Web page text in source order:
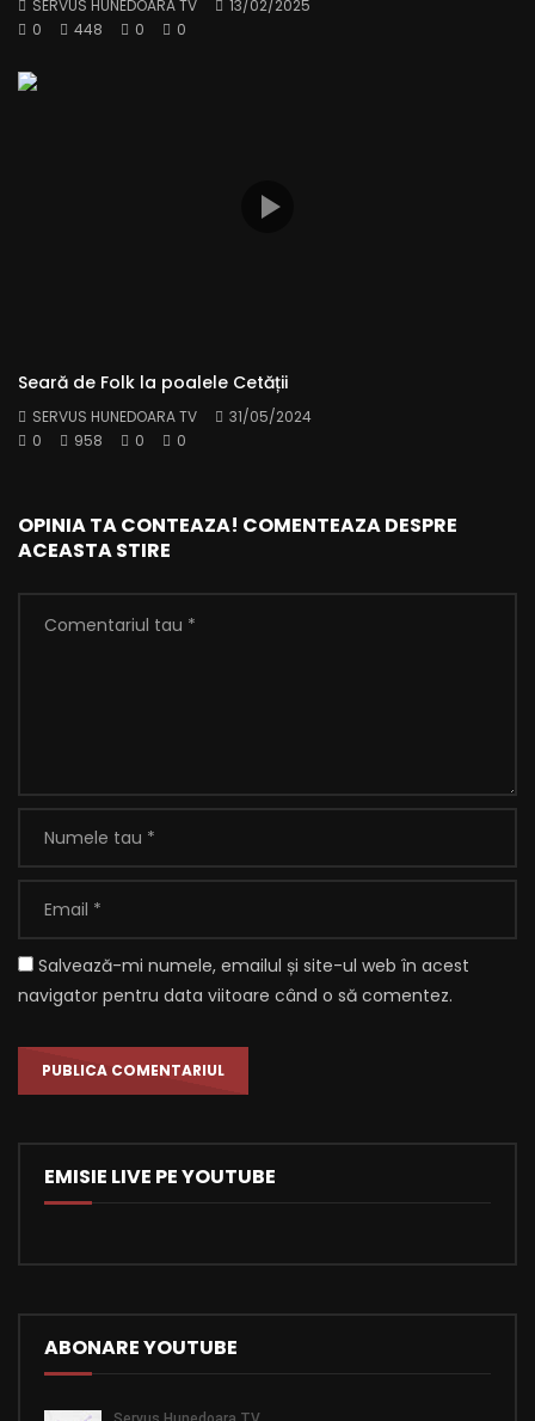
SERVUS HUNEDOARA TV
13/02/2025
0
448 0 0
Seară de Folk la poalele Cetății
SERVUS HUNEDOARA TV
31/05/2024
0
958 0 0
OPINIA TA CONTEAZA! COMENTEAZA DESPRE
ACEASTA STIRE
Salvează-mi numele, emailul și site-ul web în acest
navigator pentru data viitoare când o să comentez.
EMISIE LIVE PE YOUTUBE
ABONARE YOUTUBE